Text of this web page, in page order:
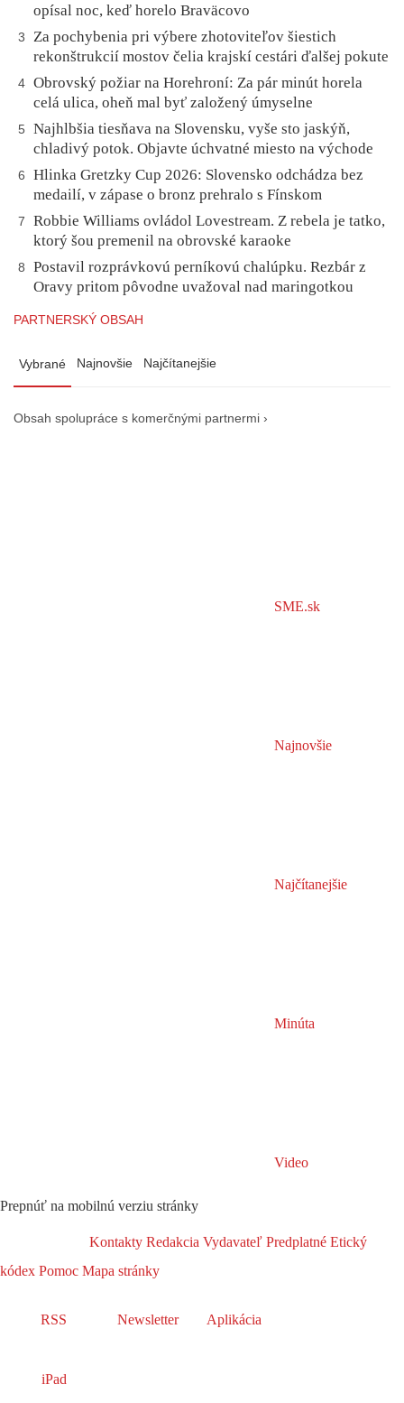
opísal noc, keď horelo Braväcovo
3
Za pochybenia pri výbere zhotoviteľov šiestich
rekonštrukcií mostov čelia krajskí cestári ďalšej pokute
4 Obrovský požiar na Horehroní: Za pár minút horela
celá ulica, oheň mal byť založený úmyselne
5
Najhlbšia tiesňava na Slovensku, vyše sto jaskýň,
chladivý potok. Objavte úchvatné miesto na východe
6
Hlinka Gretzky Cup 2026: Slovensko odchádza bez
medailí, v zápase o bronz prehralo s Fínskom
7
Robbie Williams ovládol Lovestream. Z rebela je tatko,
ktorý šou premenil na obrovské karaoke
8
Postavil rozprávkovú perníkovú chalúpku. Rezbár z
Oravy pritom pôvodne uvažoval nad maringotkou
PARTNERSKÝ OBSAH
Vybrané Najnovšie Najčítanejšie
Obsah spolupráce s komerčnými partnermi ›
SME.sk
Najnovšie
Najčítanejšie
Minúta
Video
Prepnúť na mobilnú verziu stránky
Kontakty Redakcia Vydavateľ Predplatné Etický
kódex Pomoc Mapa stránky
RSS Newsletter Aplikácia
iPad